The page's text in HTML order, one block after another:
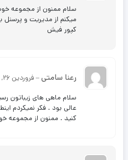
سلام ممنون از مجموعه
میکنم از مدیریت و پرسنل
کپور فیش
رعنا سامتی – فروردین 26, 1404
سلام ماهی های زیباتون
عالی بود . فکر نمیکردم
کنید . ممنون از مجموعه